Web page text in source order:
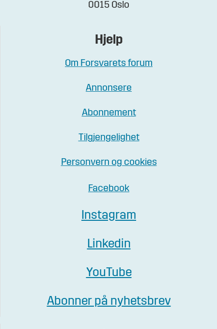
0015 Oslo
Hjelp
Om Forsvarets forum
Annonsere
Abonnement
Tilgjengelighet
Personvern og cookies
Facebook
Instagram
Linkedin
YouTube
Abonner på nyhetsbrev